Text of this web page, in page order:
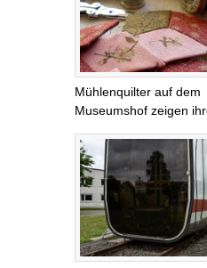
Mühlenquilter auf dem
Museumshof zeigen